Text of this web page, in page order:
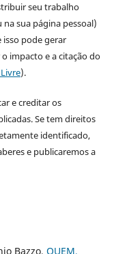
seu trabalho
sua página pessoal)
isso pode gerar
impacto e a citação do
).
e creditar os
Se tem direitos
identificado,
e publicaremos a
Bazzo, QUEM,